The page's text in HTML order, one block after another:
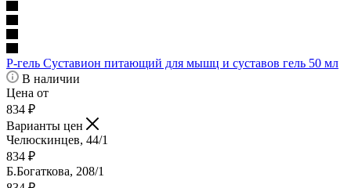
Р-гель Суставион питающий для мышц и суставов гель 50 мл
В наличии
Цена от
834 ₽
Варианты цен
Челюскинцев, 44/1
834 ₽
Б.Богаткова, 208/1